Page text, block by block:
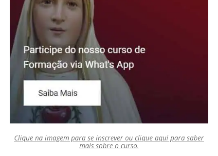
Clique na imagem para se inscrever ou clique aqui para saber
mais sobre o curso.